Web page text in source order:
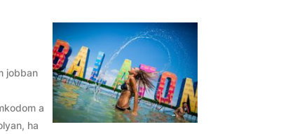
jobban
a
ha